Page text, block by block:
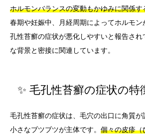
ホルモンバランスの変動もかゆみに関係す
春期や妊娠中、月経周期によってホルモ
孔性苔癬の症状が悪化しやすいと報告さ
な背景と密接に関連しています。
✨ 毛孔性苔癬の症状の特
毛孔性苔癬の症状は、毛穴の出口に角質が
小さなブツブツが主体です。 個々の皮疹（